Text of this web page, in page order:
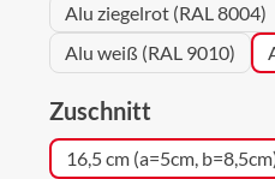
Alu ziegelrot (RAL 8004)
Alu weiß (RAL 9010)
Zuschnitt
16,5 cm (a=5cm,